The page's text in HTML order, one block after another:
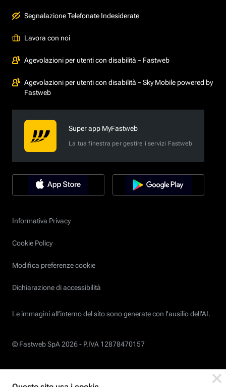
Segnalazione Telefonate Indesiderate
Lavora con noi
Agevolazioni per utenti con disabilità – Fastweb
Agevolazioni per utenti con disabilità – Sky Mobile powered by
Fastweb
Super app MyFastweb
La tua finestra per gestire i servizi Fastweb
Informativa Privacy
Cookie Policy
Modifica preferenze cookie
Dichiarazione di accessibilità
Le immagini all’interno del sito sono generate con l'ausilio dell'AI.
© Fastweb SpA 2026 - P.IVA 12878470157